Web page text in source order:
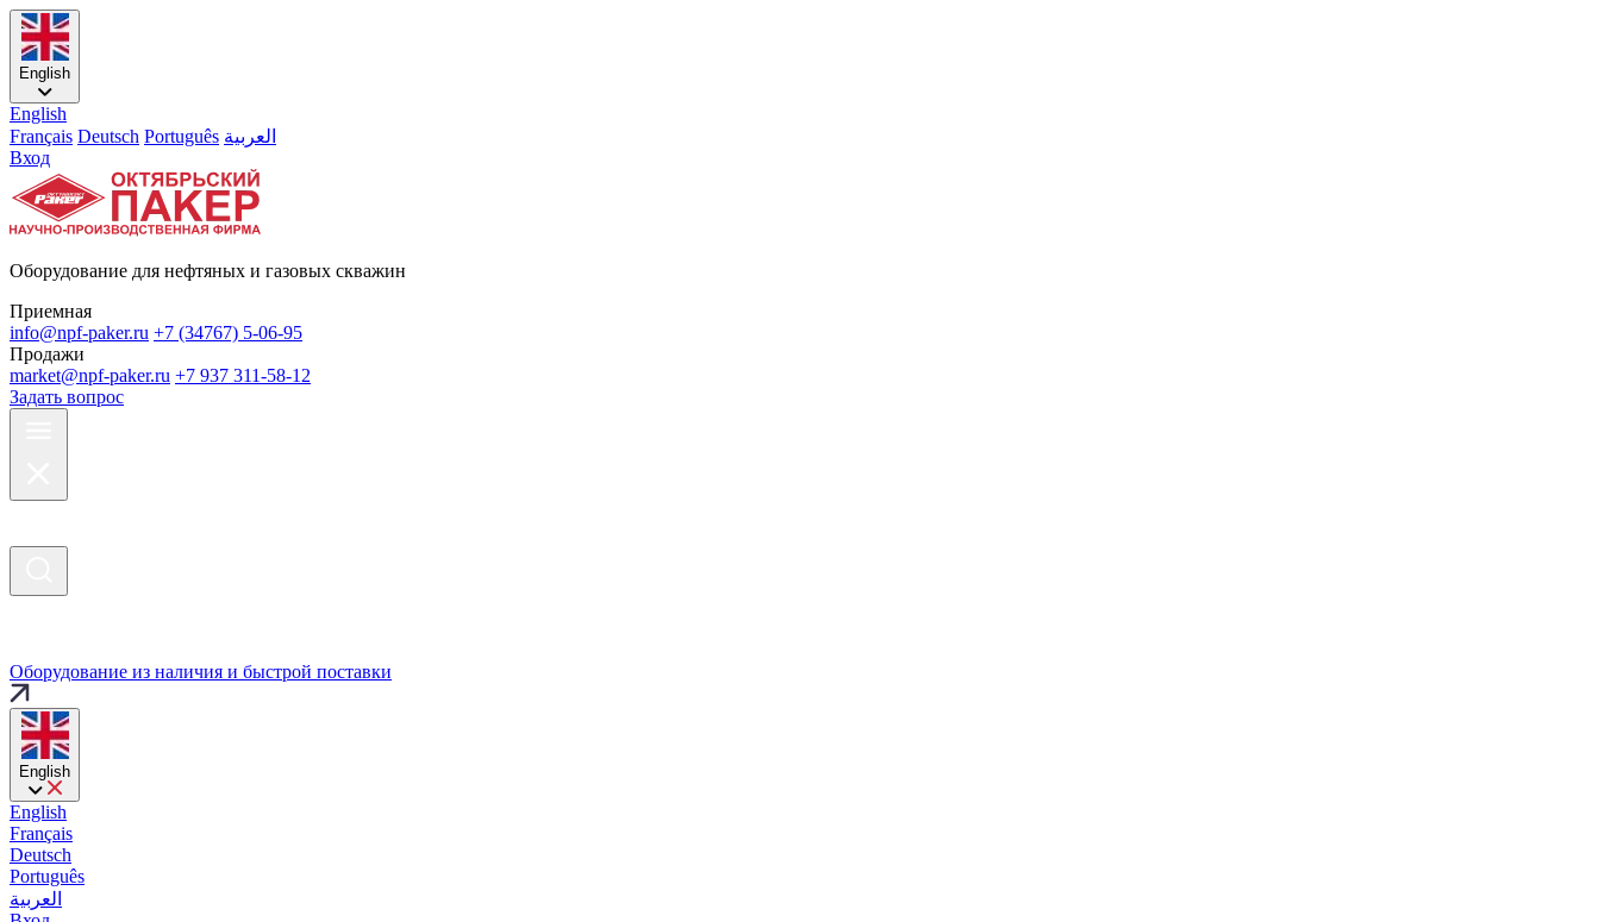
English
English
Français Deutsch Português العربية
Вход
Оборудование для нефтяных и газовых скважин
Приемная
info@npf-paker.ru +7 (34767) 5-06-95
Продажи
market@npf-paker.ru +7 937 311-58-12
Задать вопрос
Оборудование из наличия и быстрой поставки
English
English
Français
Deutsch
Português
العربية